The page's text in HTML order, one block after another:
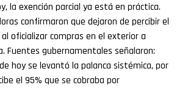
la exención parcial ya está en práctica.
confirmaron que dejaron de percibir el
oficializar compras en el exterior a
Fuentes gubernamentales señalaron:
hoy se levantó la palanca sistémica, por
el 95% que se cobraba por